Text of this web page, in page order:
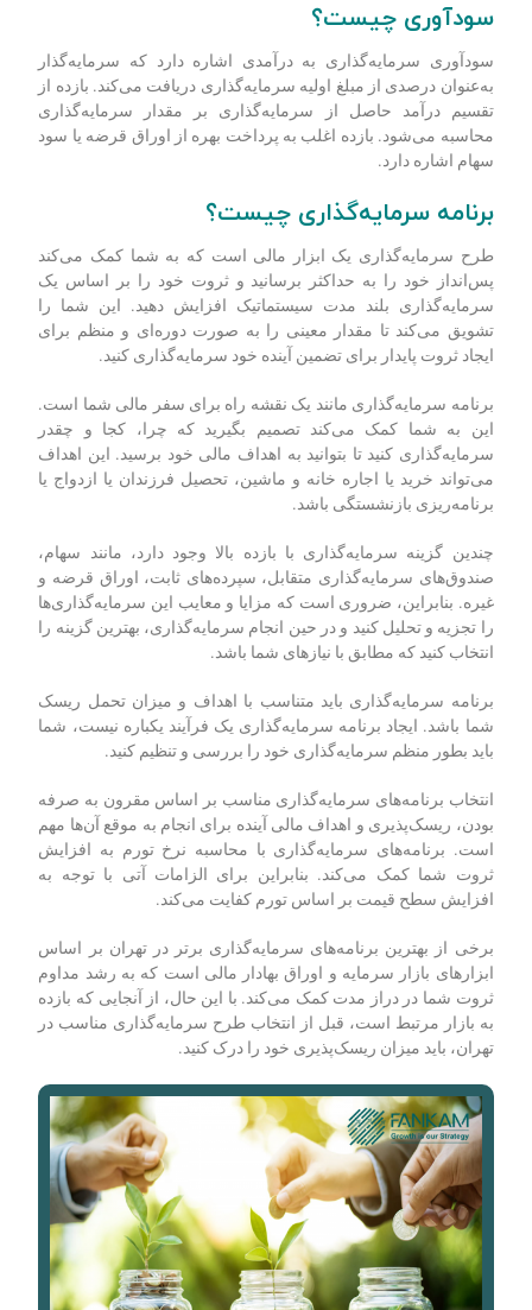
سودآوری چیست؟
سودآوری سرمایه‌گذاری به درآمدی اشاره دارد که سرمایه‌گذار
به‌عنوان درصدی از مبلغ اولیه سرمایه‌گذاری دریافت می‌کند. بازده از
تقسیم درآمد حاصل از سرمایه‌گذاری بر مقدار سرمایه‌گذاری
محاسبه می‌شود. بازده اغلب به پرداخت بهره از اوراق قرضه یا سود
سهام اشاره دارد.
برنامه سرمایه‌گذاری چیست؟
طرح سرمایه‌گذاری یک ابزار مالی است که به شما کمک می‌کند
پس‌انداز خود را به حداکثر برسانید و ثروت خود را بر اساس یک
سرمایه‌گذاری بلند مدت سیستماتیک افزایش دهید. این شما را
تشویق می‌کند تا مقدار معینی را به صورت دوره‌ای و منظم برای
ایجاد ثروت پایدار برای تضمین آینده خود سرمایه‌گذاری کنید.
برنامه سرمایه‌گذاری مانند یک نقشه‌ راه برای سفر مالی شما است.
این به شما کمک می‌کند تصمیم بگیرید که چرا، کجا و چقدر
سرمایه‌گذاری کنید تا بتوانید به اهداف مالی خود برسید. این اهداف
می‌تواند خرید یا اجاره خانه و ماشین، تحصیل فرزندان یا ازدواج یا
برنامه‌ریزی بازنشستگی باشد.
چندین گزینه سرمایه‌گذاری با بازده بالا وجود دارد، مانند سهام،
صندوق‌های سرمایه‌گذاری متقابل، سپرده‌های ثابت، اوراق قرضه و
غیره. بنابراین، ضروری است که مزایا و معایب این سرمایه‌گذاری‌ها
را تجزیه و تحلیل کنید و در حین انجام سرمایه‌گذاری، بهترین گزینه را
انتخاب کنید که مطابق با نیازهای شما باشد.
برنامه سرمایه‌گذاری باید متناسب با اهداف و میزان تحمل ریسک
شما باشد. ایجاد برنامه سرمایه‌گذاری یک فرآیند یکباره نیست، شما
باید بطور منظم سرمایه‌گذاری خود را بررسی و تنظیم کنید.
انتخاب برنامه‌های سرمایه‌گذاری مناسب بر اساس مقرون به صرفه
بودن، ریسک‌پذیری و اهداف مالی آینده برای انجام به موقع آن‌ها مهم
است. برنامه‌های سرمایه‌گذاری با محاسبه نرخ تورم به افزایش
ثروت شما کمک می‌کند. بنابراین برای الزامات آتی با توجه به
افزایش سطح قیمت بر اساس تورم کفایت می‌کند.
برخی از بهترین برنامه‌های سرمایه‌گذاری برتر در تهران بر اساس
ابزارهای بازار سرمایه و اوراق بهادار مالی است که به رشد مداوم
ثروت شما در دراز مدت کمک می‌کند. با این حال، از آنجایی که بازده
به بازار مرتبط است، قبل از انتخاب طرح سرمایه‌گذاری مناسب در
تهران، باید میزان ریسک‌پذیری خود را درک کنید.